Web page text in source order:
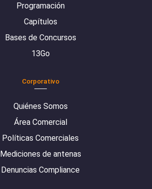
Programación
Capítulos
Bases de Concursos
13Go
Corporativo
Quiénes Somos
Área Comercial
Políticas Comerciales
Mediciones de antenas
Denuncias Compliance